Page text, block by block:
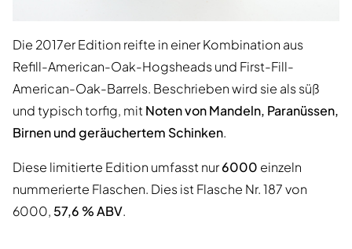
Die 2017er Edition reifte in einer Kombination aus
Refill-American-Oak-Hogsheads und First-Fill-
American-Oak-Barrels. Beschrieben wird sie als süß
und typisch torfig, mitNoten von Mandeln, Paranüssen,
Birnen und geräuchertem Schinken.
Diese limitierte Edition umfasst nur6000 einzeln
nummerierte Flaschen. Dies ist Flasche Nr. 187 von
6000, 57,6 % ABV.